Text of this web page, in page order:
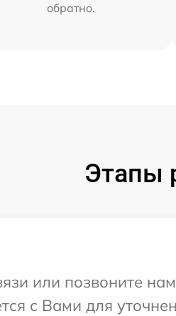
обратно.
Этапы
или позвоните
с Вами для